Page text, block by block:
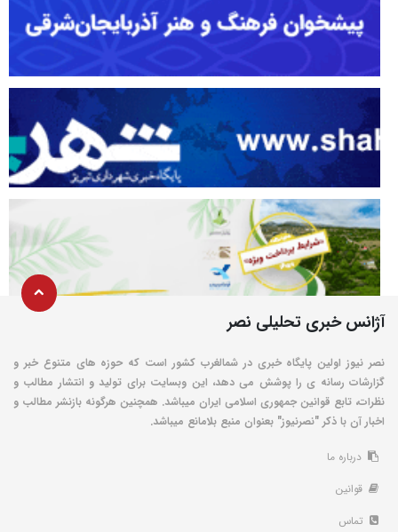
آژانس خبری تحلیلی نصر
نصر نیوز اولین پایگاه خبری در شمالغرب کشور است که حوزه های متنوع خبر و
گزارشات رسانه ی را پوشش می دهد، این وبسایت برای تولید و انتشار مطالب و
نظرات، تابع قوانین جمهوری اسلامی ایران میباشد. همچنین هرگونه بازنشر مطالب و
اخبار آن با ذکر "نصرنیوز" بعنوان منبع بلامانع میباشد.
درباره ما
قوانین
تماس